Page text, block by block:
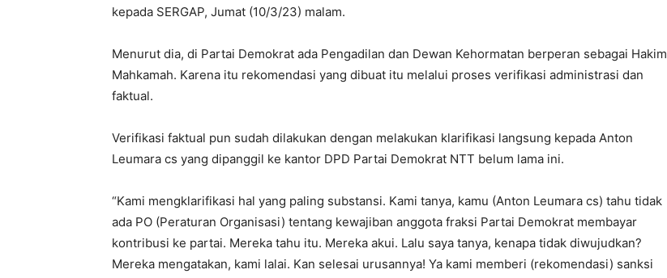
kepada SERGAP, Jumat (10/3/23) malam.
Menurut dia, di Partai Demokrat ada Pengadilan dan Dewan Kehormatan berperan sebagai Hakim
Mahkamah. Karena itu rekomendasi yang dibuat itu melalui proses verifikasi administrasi dan
faktual.
Verifikasi faktual pun sudah dilakukan dengan melakukan klarifikasi langsung kepada Anton
Leumara cs yang dipanggil ke kantor DPD Partai Demokrat NTT belum lama ini.
“Kami mengklarifikasi hal yang paling substansi. Kami tanya, kamu (Anton Leumara cs) tahu tidak
ada PO (Peraturan Organisasi) tentang kewajiban anggota fraksi Partai Demokrat membayar
kontribusi ke partai. Mereka tahu itu. Mereka akui. Lalu saya tanya, kenapa tidak diwujudkan?
Mereka mengatakan, kami lalai. Kan selesai urusannya! Ya kami memberi (rekomendasi) sanksi